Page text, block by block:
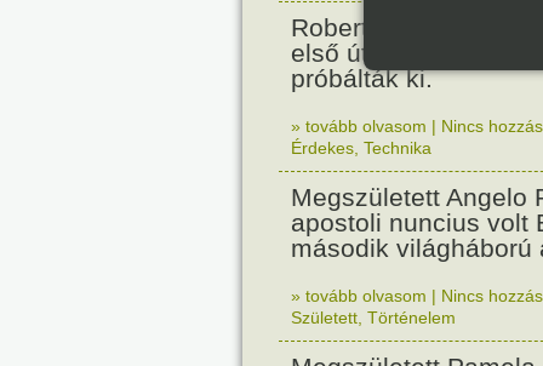
Robert Fulton
első útját. Párizsban
próbálták ki.
» tovább olvasom | Nincs
Érdekes Technika
Megszületett Angelo
apostoli nuncius volt
második világháború
» tovább olvasom | Nincs
Született Történelem